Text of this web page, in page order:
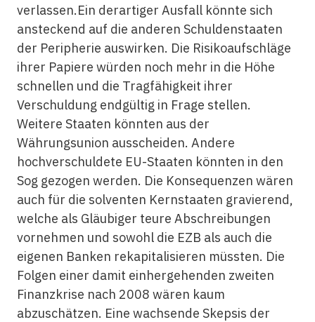
verlassen.Ein derartiger Ausfall könnte sich
ansteckend auf die anderen Schuldenstaaten
der Peripherie auswirken. Die Risikoaufschläge
ihrer Papiere würden noch mehr in die Höhe
schnellen und die Tragfähigkeit ihrer
Verschuldung endgültig in Frage stellen.
Weitere Staaten könnten aus der
Währungsunion ausscheiden. Andere
hochverschuldete EU-Staaten könnten in den
Sog gezogen werden. Die Konsequenzen wären
auch für die solventen Kernstaaten gravierend,
welche als Gläubiger teure Abschreibungen
vornehmen und sowohl die EZB als auch die
eigenen Banken rekapitalisieren müssten. Die
Folgen einer damit einhergehenden zweiten
Finanzkrise nach 2008 wären kaum
abzuschätzen. Eine wachsende Skepsis der